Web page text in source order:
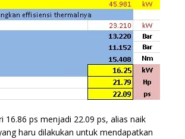
16.86 ps menjadi 22.09 ps, alias naik
haru dilakukan untuk mendapatkan